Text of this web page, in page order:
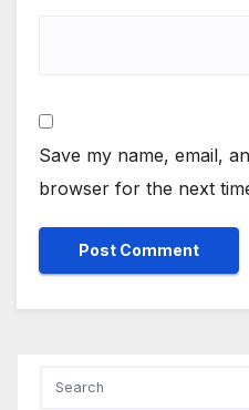
Save my name, email,
browser for the next